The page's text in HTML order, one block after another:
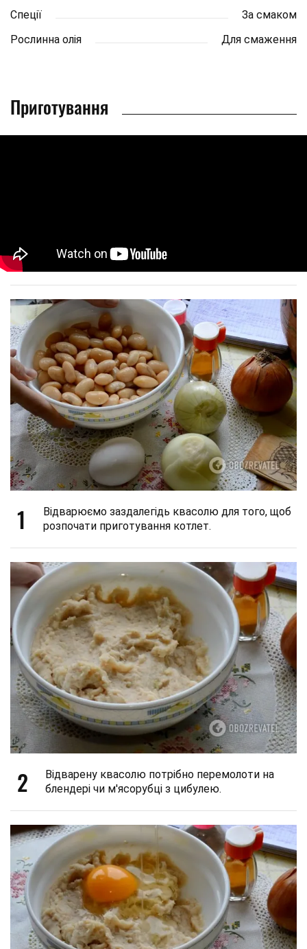
Спеції
За смаком
Рослинна олія
Для смаження
Приготування
1
Відварюємо заздалегідь квасолю для того, щоб
розпочати приготування котлет.
2
Відварену квасолю потрібно перемолоти на
блендері чи м'ясорубці з цибулею.